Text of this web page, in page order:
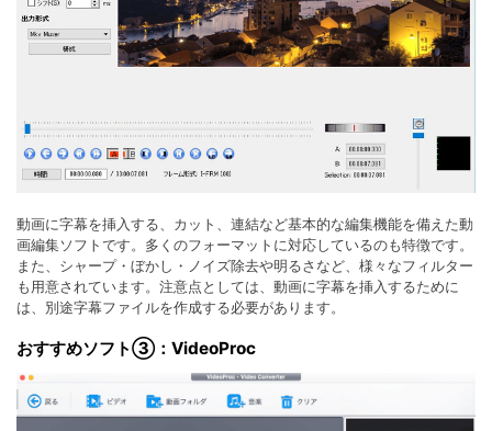
動画に字幕を挿入する、カット、連結など基本的な編集機能を備えた動
画編集ソフトです。多くのフォーマットに対応しているのも特徴です。
また、シャープ・ぼかし・ノイズ除去や明るさなど、様々なフィルター
も用意されています。注意点としては、動画に字幕を挿入するために
は、別途字幕ファイルを作成する必要があります。
おすすめソフト③：VideoProc